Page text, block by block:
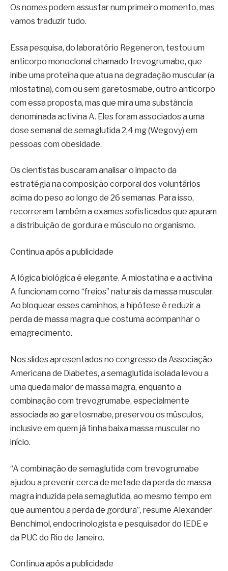
Os nomes podem assustar num primeiro momento, mas
vamos traduzir tudo.
Essa pesquisa, do laboratório Regeneron, testou um
anticorpo monoclonal chamado trevogrumabe, que
inibe uma proteína que atua na degradação muscular (a
miostatina), com ou sem garetosmabe, outro anticorpo
com essa proposta, mas que mira uma substância
denominada activina A. Eles foram associados a uma
dose semanal de semaglutida 2,4 mg (Wegovy) em
pessoas com obesidade.
Os cientistas buscaram analisar o impacto da
estratégia na composição corporal dos voluntários
acima do peso ao longo de 26 semanas. Para isso,
recorreram também a exames sofisticados que apuram
a distribuição de gordura e músculo no organismo.
Continua após a publicidade
A lógica biológica é elegante. A miostatina e a activina
A funcionam como “freios” naturais da massa muscular.
Ao bloquear esses caminhos, a hipótese é reduzir a
perda de massa magra que costuma acompanhar o
emagrecimento.
Nos slides apresentados no congresso da Associação
Americana de Diabetes, a semaglutida isolada levou a
uma queda maior de massa magra, enquanto a
combinação com trevogrumabe, especialmente
associada ao garetosmabe, preservou os músculos,
inclusive em quem já tinha baixa massa muscular no
início.
“A combinação de semaglutida com trevogrumabe
ajudou a prevenir cerca de metade da perda de massa
magra induzida pela semaglutida, ao mesmo tempo em
que aumentou a perda de gordura”, resume Alexander
Benchimol, endocrinologista e pesquisador do IEDE e
da PUC do Rio de Janeiro.
Continua após a publicidade